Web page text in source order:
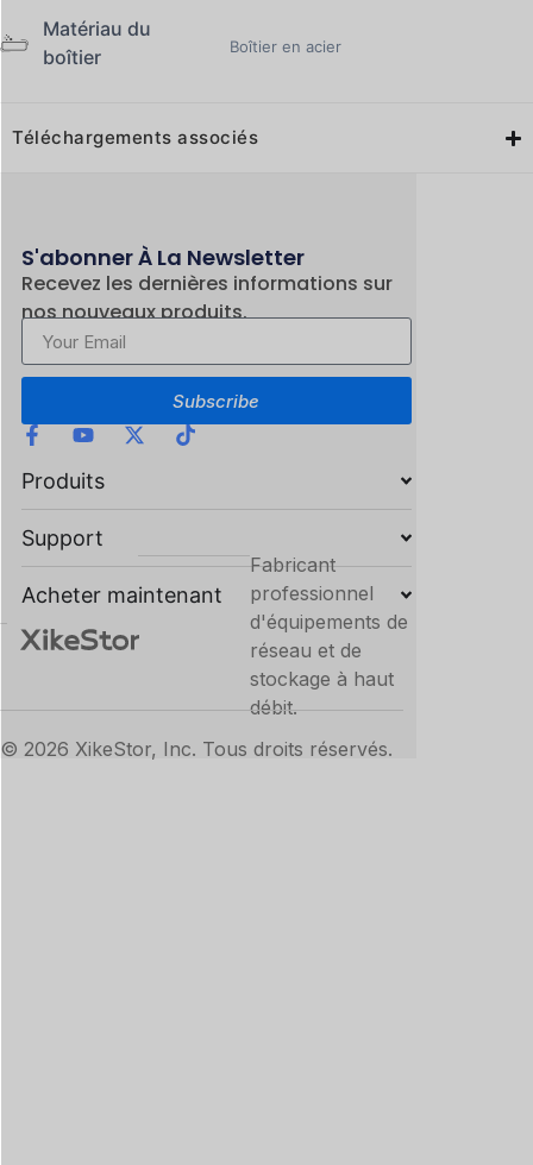
Matériau du
boîtier
Boîtier en acier
Téléchargements associés
S'abonner À La Newsletter
Recevez les dernières informations sur
nos nouveaux produits.
Subscribe
Produits
Support
Acheter maintenant
Fabricant
professionnel
d'équipements de
réseau et de
stockage à haut
débit.
© 2026 XikeStor, Inc. Tous droits réservés.